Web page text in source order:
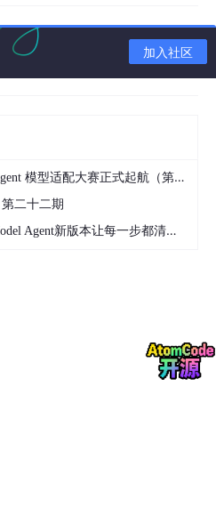
加入社区
模型适配大赛正式起航（第二季）
二十二期
Agent新版本让每一步都清晰可见